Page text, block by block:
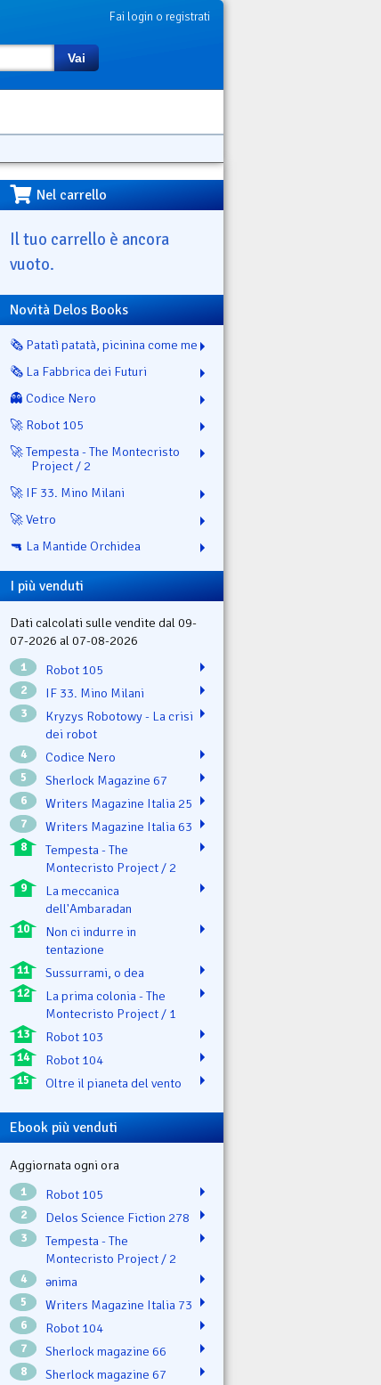
Fai login o registrati
Vai
Nel carrello
Il tuo carrello è ancora
vuoto.
Novità Delos Books
🗞️ Patatì patatà, picinina come me
🗞️ La Fabbrica dei Futuri
👻 Codice Nero
🚀 Robot 105
🚀 Tempesta - The Montecristo
Project / 2
🚀 IF 33. Mino Milani
🚀 Vetro
🔫 La Mantide Orchidea
I più venduti
Dati calcolati sulle vendite dal 09-
07-2026 al 07-08-2026
1 Robot 105
2 IF 33. Mino Milani
3
Kryzys Robotowy - La crisi
dei robot
4 Codice Nero
5 Sherlock Magazine 67
6 Writers Magazine Italia 25
7 Writers Magazine Italia 63
8
Tempesta - The
Montecristo Project / 2
9
La meccanica
dell'Ambaradan
10
Non ci indurre in
tentazione
11 Sussurrami, o dea
12
La prima colonia - The
Montecristo Project / 1
13 Robot 103
14 Robot 104
15 Oltre il pianeta del vento
Ebook più venduti
Aggiornata ogni ora
1 Robot 105
2 Delos Science Fiction 278
3
Tempesta - The
Montecristo Project / 2
4 ənima
5 Writers Magazine Italia 73
6 Robot 104
7 Sherlock magazine 66
8 Sherlock magazine 67